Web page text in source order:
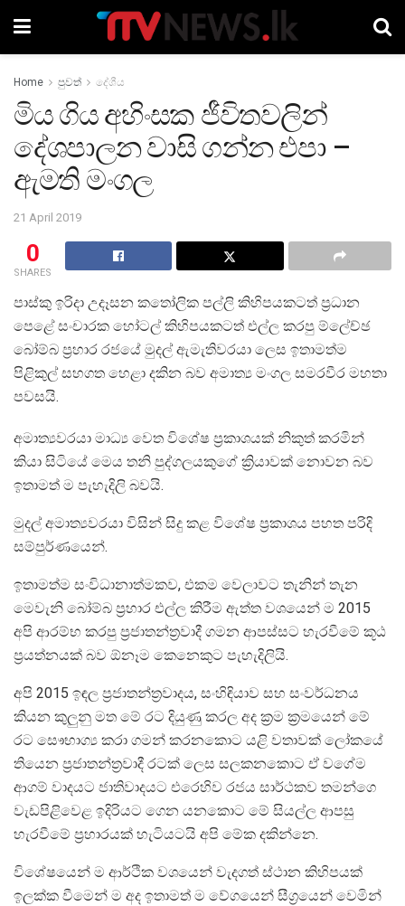
Home පුවත් දේශීය
මිය ගිය අහිංසක ජීවිතවලින්
දේශපාලන වාසි ගන්න එපා –
ඇමති මංගල
21 April 2019
0
SHARES
පාස්කු ඉරිදා උදෑසන කතෝලික පල්ලි කිහිපයකටත් ප්‍රධාන
පෙළේ සංචාරක හෝටල් කිහිපයකටත් එල්ල කරපු ම්ලේච්ඡ
බෝම්බ ප්‍රහාර රජයේ මුදල් ඇමැතිවරයා ලෙස ඉතාමත්ම
පිළිකුල් සහගත හෙළා දකින බව අමාත්‍ය මංගල සමරවීර මහතා
පවසයි.
අමාත්‍යවරයා මාධ්‍ය වෙත විශේෂ ප්‍රකාශයක් නිකුත් කරමින්
කියා සිටියේ මෙය තනි පුද්ගලයකුගේ ක්‍රියාවක් නොවන බව
ඉතාමත් ම පැහැදිලි බවයි.
මුදල් අමාත්‍යවරයා විසින් සිදු කළ විශේෂ ප්‍රකාශය පහත පරිදි
සම්පුර්ණයෙන්.
ඉතාමත්ම සංවිධානාත්මකව, එකම වෙලාවට තැනින් තැන
මෙවැනි බෝම්බ ප්‍රහාර එල්ල කිරීම ඇත්ත වශයෙන් ම 2015
අපි ආරම්භ කරපු ප්‍රජාතන්ත්‍රවාදී ගමන ආපස්සට හැරවීමේ කූඨ
ප්‍රයත්නයක් බව ඕනෑම කෙනෙකුට පැහැදිලියි.
අපි 2015 ඉඳල ප්‍රජාතන්ත්‍රවාදය, සංහිඳියාව සහ සංවර්ධනය
කියන කුලුනු මත මේ රට දියුණු කරල අද ක්‍රම ක්‍රමයෙන් මේ
රට සෞභාග්‍ය කරා ගමන් කරනකොට යළි වතාවක් ලෝකයේ
තියෙන ප්‍රජාතන්ත්‍රවාදී රටක් ලෙස සලකනකොට ඒ වගේම
ආගම් වාදයට ජාතිවාදයට එරෙහිව රජය සාර්ථකව තමන්ගෙ
වැඩපිළිවෙළ ඉදිරියට ගෙන යනකොට මේ සියල්ල ආපසු
හැරවීමේ ප්‍රහාරයක් හැටියටයි අපි මේක දකින්නෙ.
විශේෂයෙන් ම ආර්ථික වශයෙන් වැදගත් ස්ථාන කිහිපයක්
ඉලක්ක වීමෙන් ම අද ඉතාමත් ම වේගයෙන් සීග්‍රයෙන් වෙමින්